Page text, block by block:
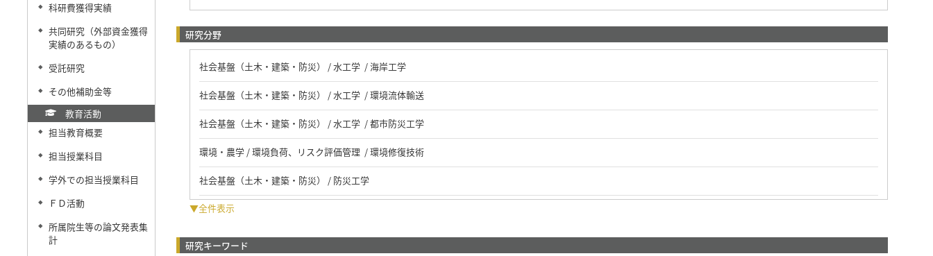
◆ 科研費獲得実績
◆
共同研究（外部資金獲得
実績のあるもの）
◆ 受託研究
◆
その他補助金等
教育活動
◆ 担当教育概要
◆ 担当授業科目
◆ 学外での担当授業科目
◆ ＦＤ活動
◆
所属院生等の論文発表集
計
研究分野
社会基盤（土木・建築・防災） / 水工学 / 海岸工学
社会基盤（土木・建築・防災） / 水工学 / 環境流体輸送
社会基盤（土木・建築・防災） / 水工学 / 都市防災工学
環境・農学 / 環境負荷、リスク評価管理 / 環境修復技術
社会基盤（土木・建築・防災） / 防災工学
▼全件表示
研究キーワード